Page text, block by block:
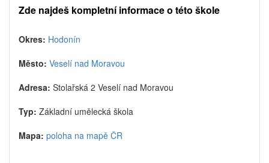
Zde najdeš kompletní informace o této škole
Okres: Hodonín
Město: Veselí nad Moravou
Adresa: Stolařská 2 Veselí nad Moravou
Typ: Základní umělecká škola
Mapa: poloha na mapě ČR